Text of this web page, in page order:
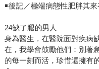
￭後記／極端病態性肥胖其來
24缺了腿的男人
身為醫生，在醫院面對疾病
在，我學會鼓勵他們：別著
的每一刻而活，珍惜還擁有